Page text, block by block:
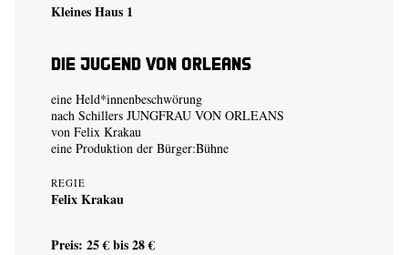
Kleines Haus 1
Die Jugend von Orleans
eine Held*innenbeschwörung
nach Schillers JUNGFRAU VON ORLEANS
von Felix Krakau
eine Produktion der Bürger:Bühne
REGIE
Felix Krakau
Preis: 25 € bis 28 €